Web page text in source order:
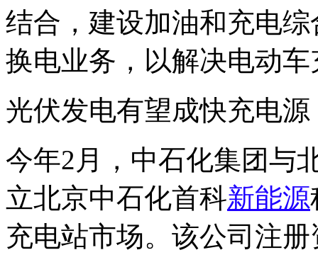
结合，建设加油和充电
换电业务，以解决电动
光伏发电有望成快充电源
今年2月，中石化集团与
立北京中石化首科新能源
充电站市场。该公司注